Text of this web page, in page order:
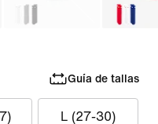
Guía de tallas
L (27-30)